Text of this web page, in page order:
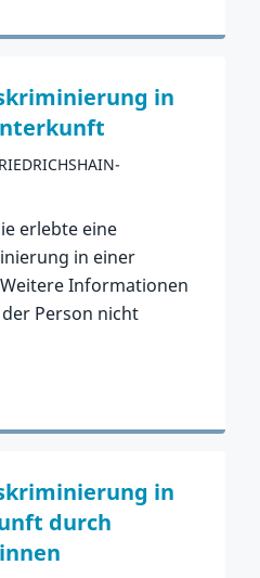
in
erlebte eine
in einer
Informationen
Person nicht
in
durch